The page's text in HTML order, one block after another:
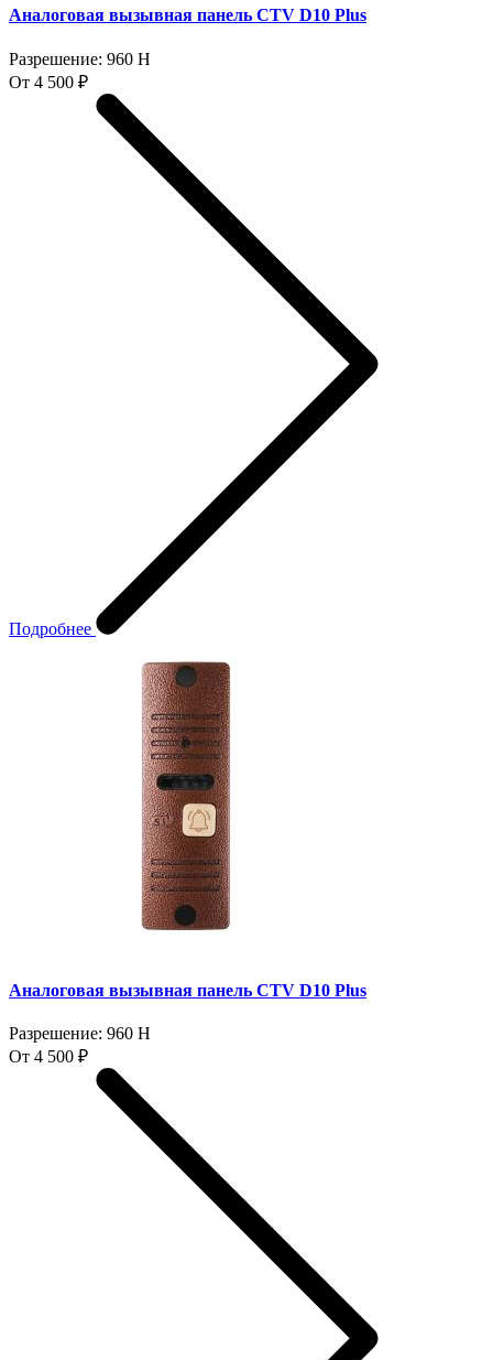
Аналоговая вызывная панель CTV D10 Plus
Разрешение: 960 H
От 4 500 ₽
Подробнее
Аналоговая вызывная панель CTV D10 Plus
Разрешение: 960 H
От 4 500 ₽